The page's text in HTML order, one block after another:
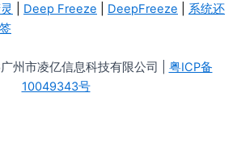
Deep Freeze DeepFreeze
系统还
州市凌亿信息科技有限公司 | 粤ICP备
10049343号